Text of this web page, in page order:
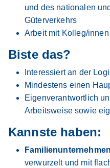
und des nationalen
Güterverkehrs
Arbeit mit Kolleg/
Biste das?
Interessiert an der
Mindestens einen
Eigenverantwortlich
Arbeitsweise sowie
Kannste haben:
verwurzelt und mit